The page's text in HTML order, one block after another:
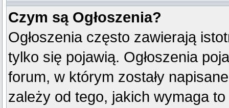
Czym są Ogłoszenia?
Ogłoszenia często zawierają
tylko się pojawią. Ogłoszenia
forum, w którym zostały
zależy od tego, jakich wymaga